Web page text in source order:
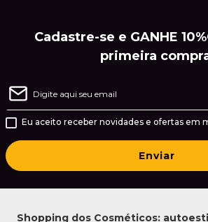
Cadastre-se e GANHE
primeira
Eu aceito receber novidades e ofertas em
Enviar
Shopping dos Cosméticos: